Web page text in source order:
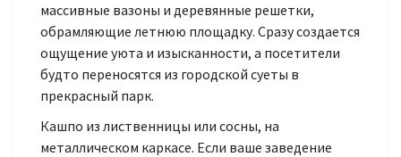
массивные вазоны и деревянные решетки,
обрамляющие летнюю площадку. Сразу создается
ощущение уюта и изысканности, а посетители
будто переносятся из городской суеты в
прекрасный парк.
Кашпо из лиственницы или сосны, на
металлическом каркасе. Если ваше заведение